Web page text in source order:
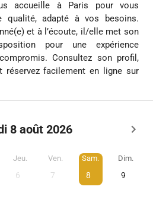
accueille à Paris pour vous
qualité, adapté à vos besoins.
et à l’écoute, il/elle met son
pour une expérience
Consultez son profil,
réservez facilement en ligne sur
8 août 2026
Jeu.
6
Ven.
7
Sam.
8
Dim.
9